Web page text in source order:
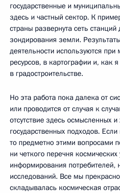
государственные и
здесь и частный сектор. К
страны развернута сеть станций
зондирования земли.
деятельности используются
ресурсов, в картографии и, как
в градостроительстве.
Но эта работа пока далека от
или проводится от случая к
отсутствие здесь осмысленных
государственных подходов.
то предметно этими вопросами
ни четкого перечня космических
информирования потребителей,
исследований. Все мы
складывалась космическая